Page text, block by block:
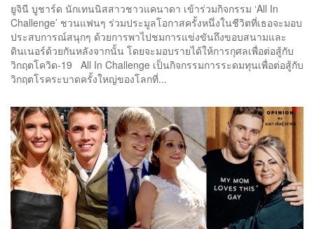
ยูจินี บูชาร์ด นักเทนนิสสาวชาวแคนาดา เข้าร่วมกิจกรรม ‘All In
Challenge’ ชวนแฟนๆ ร่วมประมูลโอกาสครั้งหนึ่งในชีวิตที่เธอจะมอบ
ประสบการณ์สนุกๆ ด้วยการพาไปชมการแข่งขันถึงขอบสนามและ
ดินเนอร์ด้วยกันหลังจากนั้น โดยจะมอบรายได้ให้การกุศลเพื่อต่อสู้กับ
วิกฤตโควิด-19 All In Challenge เป็นกิจกรรมการระดมทุนเพื่อต่อสู้กับ
วิกฤตโรคระบาดครั้งใหญ่ของโลกที่...